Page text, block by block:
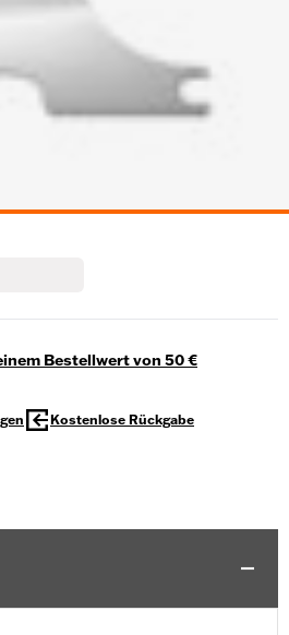
Bestellwert von 50 €
Kostenlose Rückgabe